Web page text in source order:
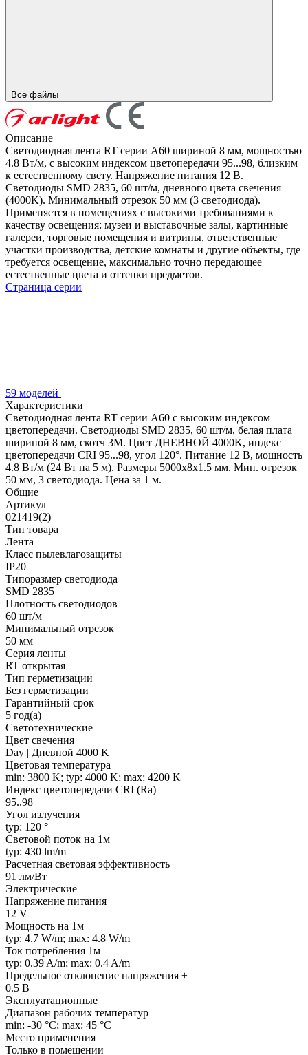
Все файлы
Описание
Светодиодная лента RT серии A60 шириной 8 мм, мощностью
4.8 Вт/м, с высоким индексом цветопередачи 95...98, близким
к естественному свету. Напряжение питания 12 В.
Светодиоды SMD 2835, 60 шт/м, дневного цвета свечения
(4000K). Минимальный отрезок 50 мм (3 светодиода).
Применяется в помещениях с высокими требованиями к
качеству освещения: музеи и выставочные залы, картинные
галереи, торговые помещения и витрины, ответственные
участки производства, детские комнаты и другие объекты, где
требуется освещение, максимально точно передающее
естественные цвета и оттенки предметов.
Страница серии
59 моделей
Характеристики
Светодиодная лента RT серии A60 с высоким индексом
цветопередачи. Светодиоды SMD 2835, 60 шт/м, белая плата
шириной 8 мм, скотч 3М. Цвет ДНЕВНОЙ 4000K, индекс
цветопередачи CRI 95...98, угол 120°. Питание 12 В, мощность
4.8 Вт/м (24 Вт на 5 м). Размеры 5000х8х1.5 мм. Мин. отрезок
50 мм, 3 светодиода. Цена за 1 м.
Общие
Артикул
021419(2)
Тип товара
Лента
Класс пылевлагозащиты
IP20
Типоразмер светодиода
SMD 2835
Плотность светодиодов
60 шт/м
Минимальный отрезок
50 мм
Серия ленты
RT открытая
Тип герметизации
Без герметизации
Гарантийный срок
5 год(а)
Светотехнические
Цвет свечения
Day | Дневной 4000 K
Цветовая температура
min: 3800 K; typ: 4000 K; max: 4200 K
Индекс цветопередачи CRI (Ra)
95..98
Угол излучения
typ: 120 °
Световой поток на 1м
typ: 430 lm/m
Расчетная световая эффективность
91 лм/Вт
Электрические
Напряжение питания
12 V
Мощность на 1м
typ: 4.7 W/m; max: 4.8 W/m
Ток потребления 1м
typ: 0.39 A/m; max: 0.4 A/m
Предельное отклонение напряжения ±
0.5 В
Эксплуатационные
Диапазон рабочих температур
min: -30 °C; max: 45 °C
Место применения
Только в помещении